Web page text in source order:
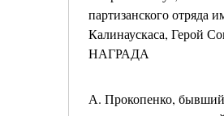
партизанского отряда
Калинаускаса, Герой
НАГРАДА
А. Прокопенко, бывший